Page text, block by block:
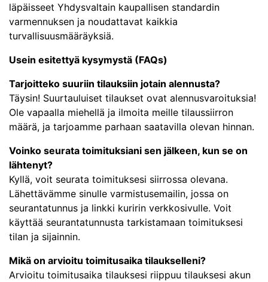
läpäisseet Yhdysvaltain kaupallisen standardin
varmennuksen ja noudattavat kaikkia
turvallisuusmääräyksiä.
Usein esitettyä kysymystä (FAQs)
Tarjoitteko suuriin tilauksiin jotain alennusta?
Täysin! Suurtauluiset tilaukset ovat alennusvaroituksia!
Ole vapaalla miehellä ja ilmoita meille tilaussiirron
määrä, ja tarjoamme parhaan saatavilla olevan hinnan.
Voinko seurata toimituksiani sen jälkeen, kun se on
lähtenyt?
Kyllä, voit seurata toimituksesi siirrossa olevana.
Lähettävämme sinulle varmistusemailin, jossa on
seurantatunnus ja linkki kuririn verkkosivulle. Voit
käyttää seurantatunnusta tarkistamaan toimituksesi
tilan ja sijainnin.
Mikä on arvioitu toimitusaika tilaukselleni?
Arvioitu toimitusaika tilauksesi riippuu tilauksesi akun